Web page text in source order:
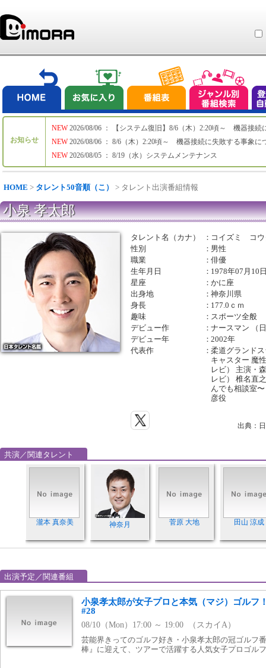
お知らせ
NEW
NEW
NEW
2026/08/06 ： 【システム復旧】8/6（木）2:20頃～ 機器接続
2026/08/06 ： 8/6（木）2:20頃～ 機器接続に失敗する事象に
2026/08/05 ： 8/19（水）システムメンテナンス
HOME > タレント50音順（こ） > タレント出演番組情報
小泉 孝太郎
タレント名（カナ） ： コイズミ コウ
性別
： 男性
職業
：俳優
生年月日
： 1978年07月10
星座
：かに座
出身地
：神奈川県
身長
： 177.0ｃｍ
趣味
： スポーツ全般
デビュー作
：ナースマン （
デビュー年
：2002年
代表作
：柔道グランド
キャスター 魔
レビ） 主演・
レビ） 椎名直
んでも相談室
彦役
出典：
共演／関連タレント
瀧本 真奈美 神奈月 菅原 大地 田山 涼成
出演予定／関連番組
小泉孝太郎が女子プロと本気（マジ）ゴルフ
#28
08/10（Mon）17:00 ～ 19:00 （スカイA）
芸能界きってのゴルフ好き・小泉孝太郎の冠ゴルフ
棒』に迎えて、ツアーで活躍する人気女子プロゴル